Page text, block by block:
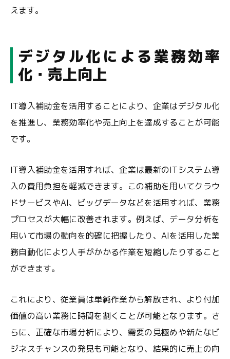
えます。
デジタル化による業務効率
化・売上向上
IT導入補助金を活用することにより、企業はデジタル化
を推進し、業務効率化や売上向上を達成することが可能
です。
IT導入補助金を活用すれば、企業は最新のITシステム導
入の費用負担を軽減できます。この補助を用いてクラウ
ドサービスやAI、ビッグデータなどを活用すれば、業務
プロセスが大幅に改善されます。例えば、データ分析を
用いて市場の動向を的確に把握したり、AIを活用した業
務自動化により人手がかかる作業を短縮したりすること
ができます。
これにより、従業員は単純作業から解放され、より付加
価値の高い業務に時間を割くことが可能となります。さ
らに、正確な市場分析により、需要の見極めや新たなビ
ジネスチャンスの発見も可能となり、結果的に売上の向